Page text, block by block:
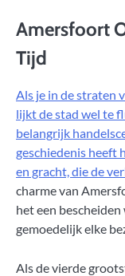
Amersfoort
Tijd
Als je in de straten
lijkt de stad wel te
belangrijk
geschiedenis heeft
en gracht, die de
charme van
het een
gemoedelijk elke
Als de vierde